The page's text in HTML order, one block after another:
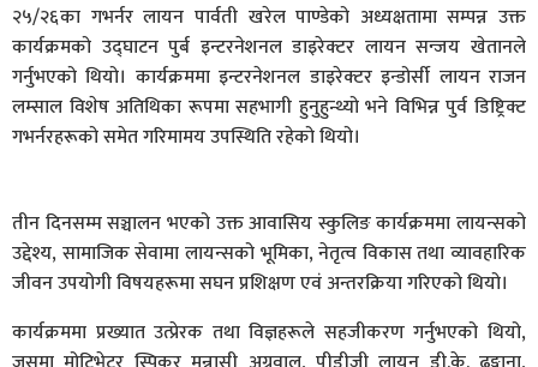
२५/२६का गभर्नर लायन पार्वती खरेल पाण्डेको अध्यक्षतामा सम्पन्न उक्त
कार्यक्रमको उद्घाटन पुर्ब इन्टरनेशनल डाइरेक्टर लायन सन्जय खेतानले
गर्नुभएको थियो। कार्यक्रममा इन्टरनेशनल डाइरेक्टर इन्डोर्सी लायन राजन
लम्साल विशेष अतिथिका रूपमा सहभागी हुनुहुन्थ्यो भने विभिन्न पुर्व डिष्ट्रिक्ट
गभर्नरहरूको समेत गरिमामय उपस्थिति रहेको थियो।
​तीन दिनसम्म सञ्चालन भएको उक्त आवासिय स्कुलिङ कार्यक्रममा लायन्सको
उद्देश्य, सामाजिक सेवामा लायन्सको भूमिका, नेतृत्व विकास तथा व्यावहारिक
जीवन उपयोगी विषयहरूमा सघन प्रशिक्षण एवं अन्तरक्रिया गरिएको थियो।
​कार्यक्रममा प्रख्यात उत्प्रेरक तथा विज्ञहरूले सहजीकरण गर्नुभएको थियो,